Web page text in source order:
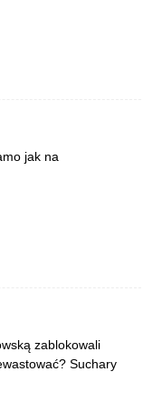
jak na
zablokowali
Suchary